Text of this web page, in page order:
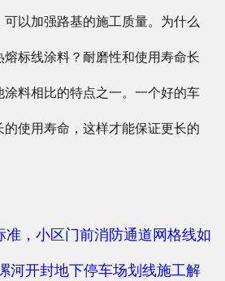
以加强路基的施工质量。为什么
标线涂料？耐磨性和使用寿命长
料相比的特点之一。一个好的车
使用寿命，这样才能保证更长的
准，小区门前消防通道网格线如
河开封地下停车场划线施工解